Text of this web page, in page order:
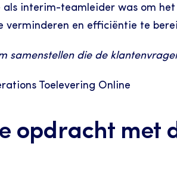
als interim-teamleider was om
en efficiëntie te
samenstellen die de
Toelevering Online
opdracht met